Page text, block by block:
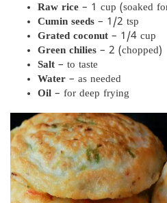
Raw rice – 1 cup (soaked
Cumin seeds – 1/2 tsp
Grated coconut – 1/4 cup
Green chilies – 2 (chopped)
Salt – to taste
Water – as needed
Oil – for deep frying